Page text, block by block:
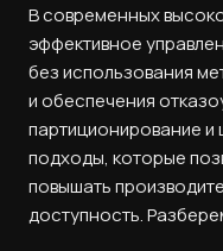
В современных
эффективное
без использования
и обеспечения
партиционирование
подходы, которые
повышать
доступность.